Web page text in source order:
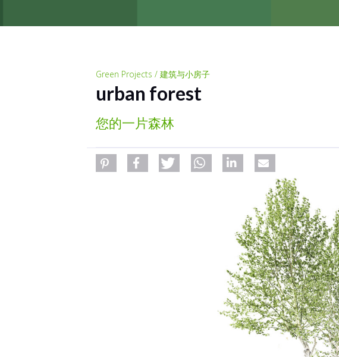
Green Projects / 建筑与小房子
urban forest
您的一片森林